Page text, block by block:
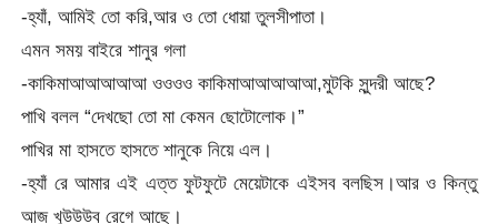
-হ্যাঁ, আমিই তো করি,আর ও তো ধোয়া তুলসীপাতা।
এমন সময় বাইরে শানুর গলা
-কাকিমাআআআআআ ওওওও কাকিমাআআআআআ,মুটকি সুন্দরী আছে?
পাখি বলল “দেখছো তো মা কেমন ছোটোলোক।”
পাখির মা হাসতে হাসতে শানুকে নিয়ে এল।
-হ্যাঁ রে আমার এই এত্ত ফুটফুটে মেয়েটাকে এইসব বলছিস।আর ও কিন্তু
আজ খুউউউব রেগে আছে।